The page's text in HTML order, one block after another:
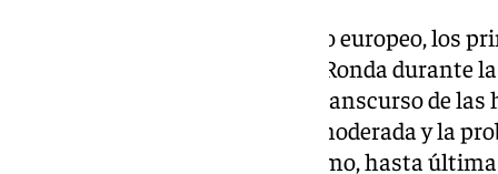
Según el parte actual del modelo europeo, los
frente llegarán a la Serranía de Ronda durante
ganando en intensidad con el transcurso de
precipitaciones de intensidad moderada y la
mantendrá vigente, como mínimo, hasta